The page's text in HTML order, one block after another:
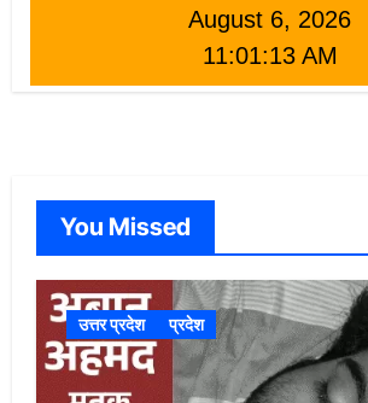
August 6, 2026
11:01:15 AM
You Missed
उत्तर प्रदेश प्रदेश